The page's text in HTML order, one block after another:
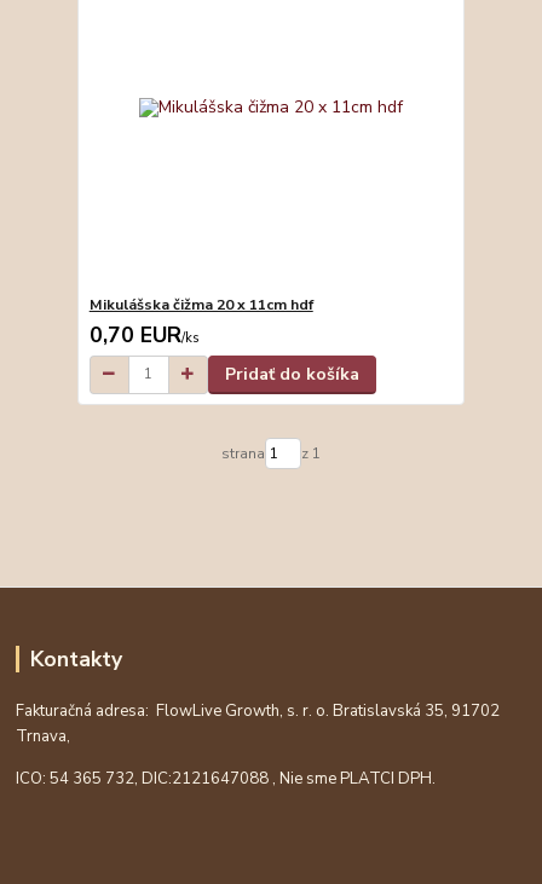
Mikulášska čižma 20 x 11cm hdf
0,70 EUR/ks
Pridať do košíka
strana z 1
Kontakty
Fakturačná adresa: FlowLive Growth, s. r. o. Bratislavská 35, 91702
Trnava,
ICO: 54 365 732, DIC:2121647088 , Nie sme PLATCI DPH.